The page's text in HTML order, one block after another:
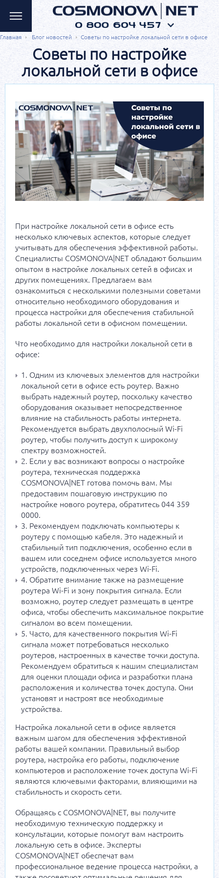
Главная Блог новостей Советы по настройке локальной сети в офисе
Советы по настройке
локальной сети в офисе
При настройке локальной сети в офисе есть
несколько ключевых аспектов, которые следует
учитывать для обеспечения эффективной работы.
Специалисты COSMONOVA|NET обладают большим
опытом в настройке локальных сетей в офисах и
других помещениях. Предлагаем вам
ознакомиться с несколькими полезными советами
относительно необходимого оборудования и
процесса настройки для обеспечения стабильной
работы локальной сети в офисном помещении.
Что необходимо для настройки локальной сети в
офисе:
1. Одним из ключевых элементов для настройки
локальной сети в офисе есть роутер. Важно
выбрать надежный роутер, поскольку качество
оборудования оказывает непосредственное
влияние на стабильность работы интернета.
Рекомендуется выбрать двухполосный Wi-Fi
роутер, чтобы получить доступ к широкому
спектру возможностей.
2. Если у вас возникают вопросы о настройке
роутера, техническая поддержка
COSMONOVA|NET готова помочь вам. Мы
предоставим пошаговую инструкцию по
настройке нового роутера, обратитесь 044 359
0000.
3. Рекомендуем подключать компьютеры к
роутеру с помощью кабеля. Это надежный и
стабильный тип подключения, особенно если в
вашем или соседнем офисе используется много
устройств, подключенных через Wi-Fi.
4. Обратите внимание также на размещение
роутера Wi-Fi и зону покрытия сигнала. Если
возможно, роутер следует размещать в центре
офиса, чтобы обеспечить максимальное покрытие
сигналом во всем помещении.
5. Часто, для качественного покрытия Wi-Fi
сигнала может потребоваться несколько
роутеров, настроенных в качестве точки доступа.
Рекомендуем обратиться к нашим специалистам
для оценки площади офиса и разработки плана
расположения и количества точек доступа. Они
установят и настроят все необходимые
устройства.
Настройка локальной сети в офисе является
важным шагом для обеспечения эффективной
работы вашей компании. Правильный выбор
роутера, настройка его работы, подключение
компьютеров и расположение точек доступа Wi-Fi
являются ключевыми факторами, влияющими на
стабильность и скорость сети.
Обращаясь с COSMONOVA|NET, вы получите
необходимую техническую поддержку и
консультации, которые помогут вам настроить
локальную сеть в офисе. Эксперты
COSMONOVA|NET обеспечат вам
профессиональное ведение процесса настройки, а